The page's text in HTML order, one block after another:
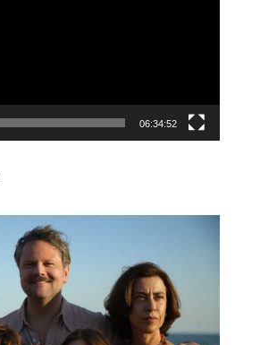
06:34:52